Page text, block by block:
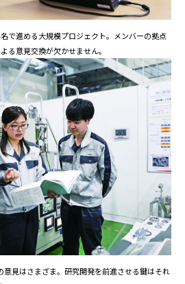
で進める大規模プロジェクト。メンバーの拠点
る意見交換が欠かせません。
意見はさまざま。研究開発を前進させる鍵はそれ